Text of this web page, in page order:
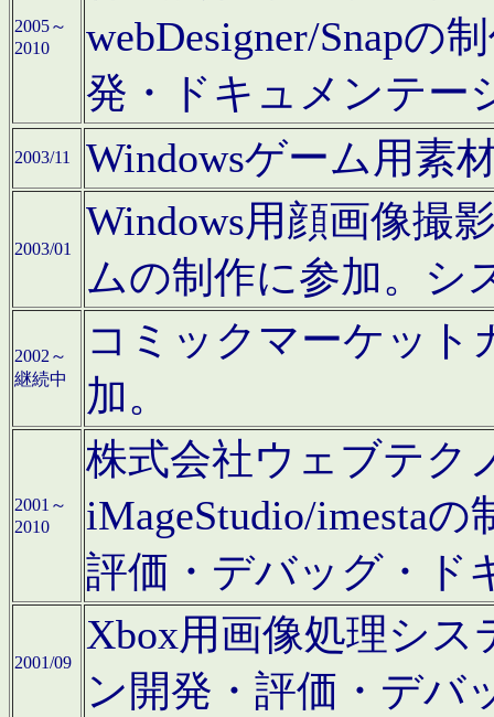
2005～
2010
webDesigner/Snapの
発・ドキュメンテー
2003/11 Windowsゲーム用素
2003/01
Windows用顔画像撮
ムの制作に参加。シ
2002～
継続中
コミックマーケット
加。
2001～
2010
株式会社ウェブテク
iMageStudio/imesta
評価・デバッグ・ド
2001/09
Xbox用画像処理シ
ン開発・評価・デバ